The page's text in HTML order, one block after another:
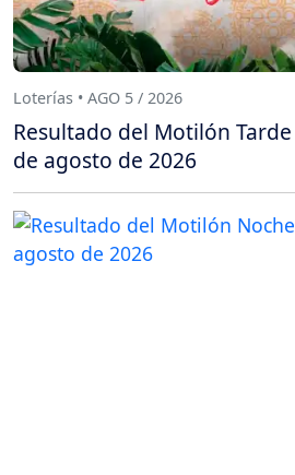
Loterías • AGO 5 / 2026
Resultado del Motilón
de agosto de 2026